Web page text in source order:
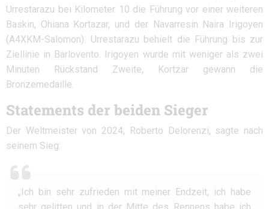
Urrestarazu bei Kilometer 10 die Führung vor einer weiteren
Baskin, Ohiana Kortazar, und der Navarresin Naira Irigoyen
(A4XKM-Salomon). Urrestarazu behielt die Führung bis zur
Ziellinie in Barlovento. Irigoyen wurde mit weniger als zwei
Minuten Rückstand Zweite, Kortzar gewann die
Bronzemedaille.
Statements der beiden Sieger
Der Weltmeister von 2024, Roberto Delorenzi, sagte nach
seinem Sieg:
„Ich bin sehr zufrieden mit meiner Endzeit, ich habe